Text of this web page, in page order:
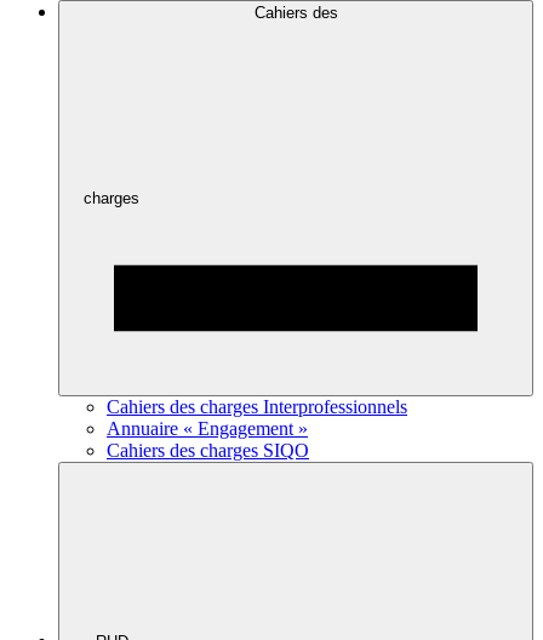
Cahiers des
charges
Cahiers des charges Interprofessionnels
Annuaire « Engagement »
Cahiers des charges SIQO